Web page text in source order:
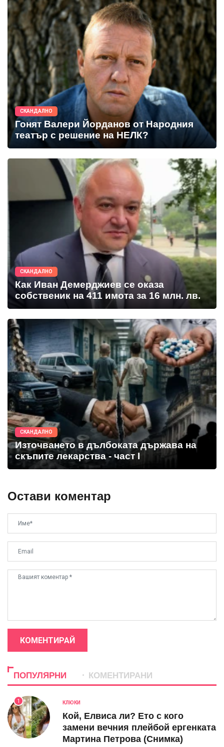
СКАНДАЛНО
Гонят Валери Йорданов от Народния
театър с решение на НЕЛК?
СКАНДАЛНО
Как Иван Демерджиев се оказа
собственик на 411 имота за 16 млн. лв.
СКАНДАЛНО
Източването в дълбоката държава на
скъпите лекарства - част I
Остави коментар
КОМЕНТИРАЙ
ПОПУЛЯРНИ КОМЕНТИРАНИ
1 КЛЮКИ
Кой, Елвиса ли? Ето с кого
замени вечния плейбой ергенката
Мартина Петрова (Снимка)